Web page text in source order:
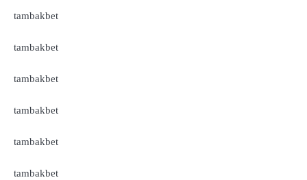
tambakbet
tambakbet
tambakbet
tambakbet
tambakbet
tambakbet